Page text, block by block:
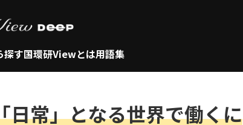
探す国環研Viewとは用語集
常」となる世界で働くに